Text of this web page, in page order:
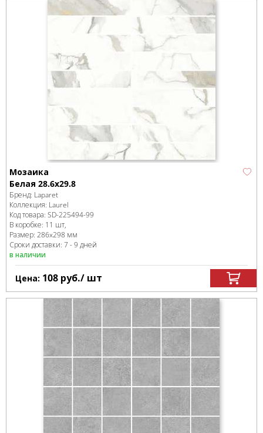
Мозаика
Белая 28.6x29.8
Бренд: Laparet
Коллекция: Laurel
Код товара: SD-225494-99
В коробке: 11 шт,
Размер: 286x298 мм
Сроки доставки: 7 - 9 дней
в наличии
Цена: 108 руб./ шт